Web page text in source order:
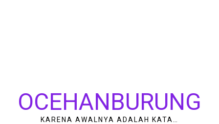
OCEHANBURUNG
KARENA AWALNYA ADALAH KATA…